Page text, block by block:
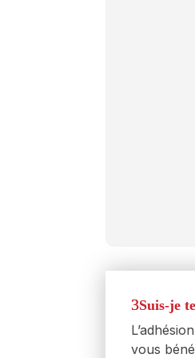
Suis-je
vous